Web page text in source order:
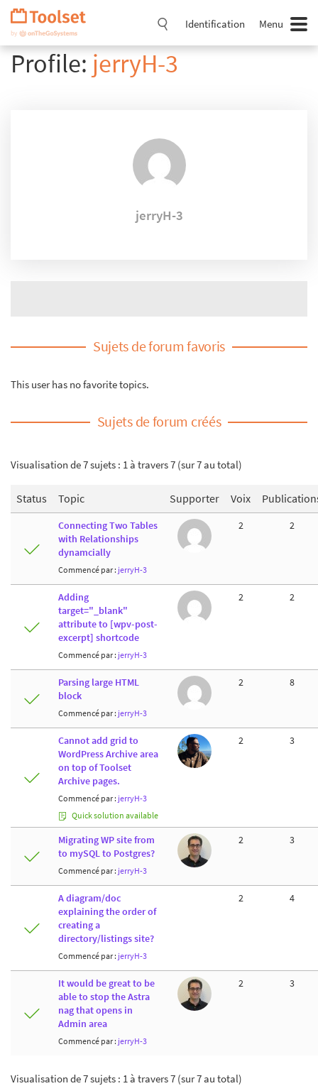
Passer
navigation
Identification Menu
Profile: jerryH-3
jerryH-3
Sujets de forum favoris
This user has no favorite topics.
Sujets de forum créés
Visualisation de 7 sujets : 1 à travers 7 (sur 7 au total)
Status Topic Supporter Voix
Connecting Two Tables
with Relationships
dynamcially
Commencé par : jerryH-3
2 2
Adding
target="_blank"
attribute to [wpv-post-
excerpt] shortcode
Commencé par : jerryH-3
2 2
Parsing large HTML
block
Commencé par : jerryH-3
2 8
Cannot add grid to
WordPress Archive area
on top of Toolset
Archive pages.
Commencé par : jerryH-3
Quick solution available
2 3
Migrating WP site from
to mySQL to Postgres?
Commencé par : jerryH-3
2 3
A diagram/doc
explaining the order of
creating a
directory/listings site?
Commencé par : jerryH-3
2 4
It would be great to be
able to stop the Astra
nag that opens in
Admin area
Commencé par : jerryH-3
2 3
Visualisation de 7 sujets : 1 à travers 7 (sur 7 au total)